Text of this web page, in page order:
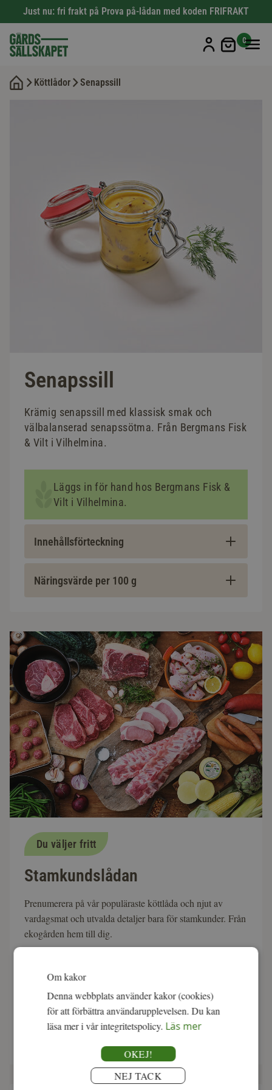
Just nu: fri frakt på Prova på-lådan med koden FRIFRAKT
Min
0
Köttlådor Senapssill
Senapssill
Krämig senapssill med klassisk smak och
välbalanserad senapssötma. Från Bergmans Fisk
& Vilt i Vilhelmina.
Läggs in för hand hos Bergmans Fisk &
Vilt i Vilhelmina.
Innehållsförteckning
Näringsvärde per 100 g
Du väljer fritt
Stamkundslådan
Prenumerera på vår populäraste köttlåda och njut av
vardagsmat och utvalda detaljer bara för stamkunder. Från
ekogården hem till dig.
Svenskt, ekologisk & KRAV-märkt
Ingen bindningstid
fr. 1 495:- Läs mer
Om kakor
Denna webbplats använder kakor (cookies)
för att förbättra användarupplevelsen. Du kan
läsa mer i vår integritetspolicy. Läs mer
OKEJ!
NEJ TACK